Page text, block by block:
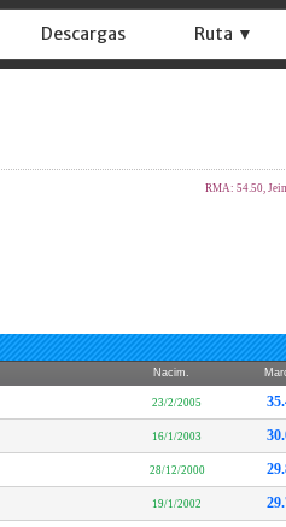
Descargas Ruta ▼
RMA: 54.50,
Nacim.
23/2/2005
16/1/2003
28/12/2000
19/1/2002